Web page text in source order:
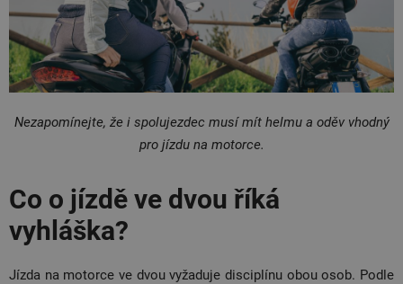
Nezapomínejte, že i spolujezdec musí mít helmu a oděv vhodný
pro jízdu na motorce.
Co o jízdě ve dvou říká
vyhláška?
Jízda na motorce ve dvou vyžaduje disciplínu obou osob. Podle